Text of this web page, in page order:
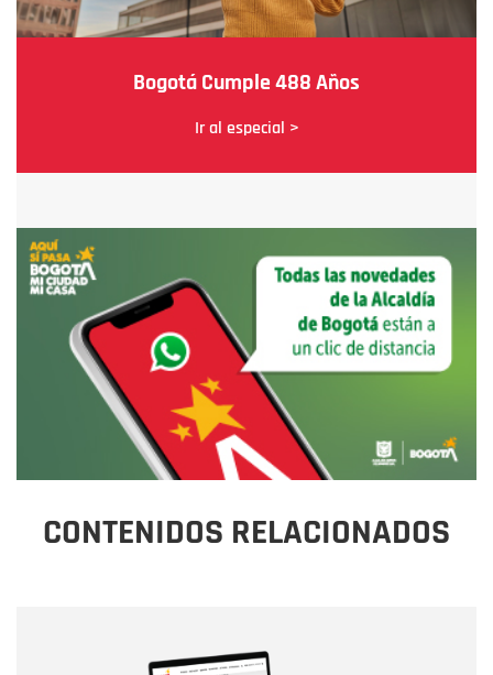
Bogotá Cumple 488 Años
Ir al especial >
CONTENIDOS RELACIONADOS